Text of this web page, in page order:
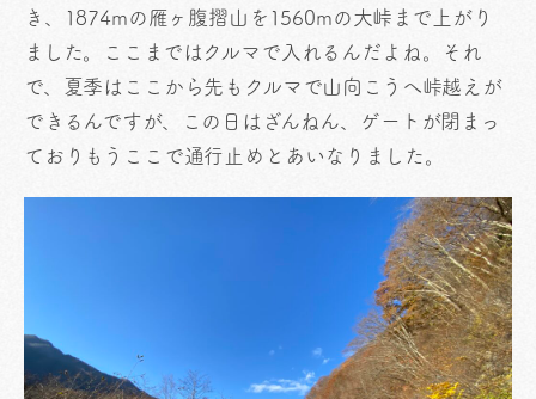
き、1874mの雁ヶ腹摺山を1560mの大峠まで上がり
ました。ここまではクルマで入れるんだよね。それ
で、夏季はここから先もクルマで山向こうへ峠越えが
できるんですが、この日はざんねん、ゲートが閉まっ
ておりもうここで通行止めとあいなりました。